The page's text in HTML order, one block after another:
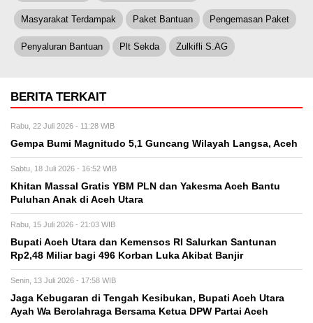
Masyarakat Terdampak Paket Bantuan Pengemasan Paket
Penyaluran Bantuan Plt Sekda Zulkifli S.AG
BERITA TERKAIT
Rabu, 22 Juli 2026 - 11:28 WIB
Gempa Bumi Magnitudo 5,1 Guncang Wilayah Langsa, Aceh
Sabtu, 18 Juli 2026 - 16:52 WIB
Khitan Massal Gratis YBM PLN dan Yakesma Aceh Bantu
Puluhan Anak di Aceh Utara
Rabu, 15 Juli 2026 - 21:03 WIB
Bupati Aceh Utara dan Kemensos RI Salurkan Santunan
Rp2,48 Miliar bagi 496 Korban Luka Akibat Banjir
Senin, 13 Juli 2026 - 17:58 WIB
Jaga Kebugaran di Tengah Kesibukan, Bupati Aceh Utara
Ayah Wa Berolahraga Bersama Ketua DPW Partai Aceh